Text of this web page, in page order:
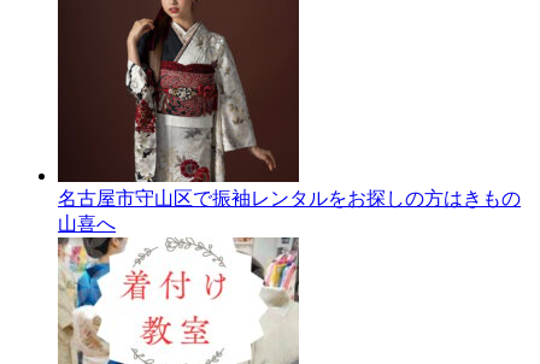
名古屋市守山区で振袖レンタルをお探しの方はきもの
山喜へ